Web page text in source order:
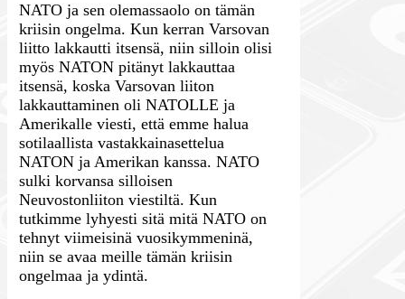
NATO ja sen olemassaolo on tämän
kriisin ongelma. Kun kerran Varsovan
liitto lakkautti itsensä, niin silloin olisi
myös NATON pitänyt lakkauttaa
itsensä, koska Varsovan liiton
lakkauttaminen oli NATOLLE ja
Amerikalle viesti, että emme halua
sotilaallista vastakkainasettelua
NATON ja Amerikan kanssa. NATO
sulki korvansa silloisen
Neuvostonliiton viestiltä. Kun
tutkimme lyhyesti sitä mitä NATO on
tehnyt viimeisinä vuosikymmeninä,
niin se avaa meille tämän kriisin
ongelmaa ja ydintä.